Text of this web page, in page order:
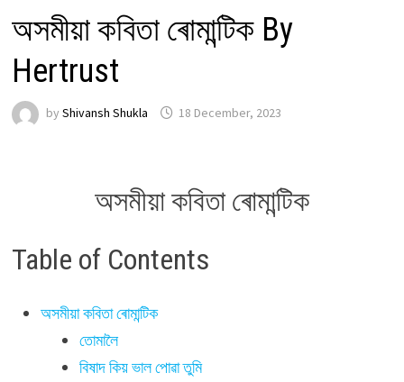
অসমীয়া কবিতা ৰোমান্টিক By
Hertrust
by Shivansh Shukla 18 December, 2023
অসমীয়া কবিতা ৰোমান্টিক
Table of Contents
অসমীয়া কবিতা ৰোমান্টিক
তোমালৈ
বিষাদ কিয় ভাল পোৱা তুমি